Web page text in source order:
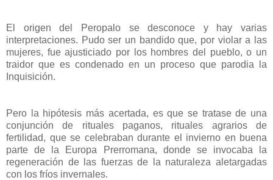
El origen del Peropalo se desconoce y hay varias
interpretaciones. Pudo ser un bandido que, por violar a las
mujeres, fue ajusticiado por los hombres del pueblo, o un
traidor que es condenado en un proceso que parodia la
Inquisición.
Pero la hipótesis más acertada, es que se tratase de una
conjunción de rituales paganos, rituales agrarios de
fertilidad, que se celebraban durante el invierno en buena
parte de la Europa Prerromana, donde se invocaba la
regeneración de las fuerzas de la naturaleza aletargadas
con los fríos invernales.